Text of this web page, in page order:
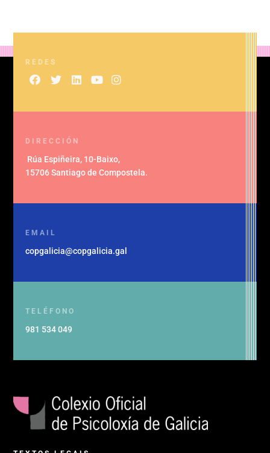
REDES
DIRECCIÓN
Rúa Espiñeira, 10-Baixo,
15706 Santiago de Compostela.
EMAIL
copgalicia@copgalicia.gal
TELÉFONO
981 534 049